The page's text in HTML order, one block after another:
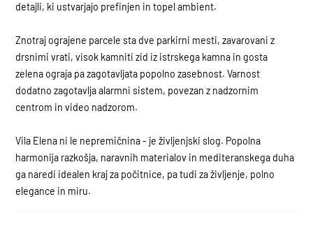
detajli, ki ustvarjajo prefinjen in topel ambient.
Znotraj ograjene parcele sta dve parkirni mesti, zavarovani z
drsnimi vrati, visok kamniti zid iz istrskega kamna in gosta
zelena ograja pa zagotavljata popolno zasebnost. Varnost
dodatno zagotavlja alarmni sistem, povezan z nadzornim
centrom in video nadzorom.
Vila Elena ni le nepremičnina - je življenjski slog. Popolna
harmonija razkošja, naravnih materialov in mediteranskega duha
ga naredi idealen kraj za počitnice, pa tudi za življenje, polno
elegance in miru.